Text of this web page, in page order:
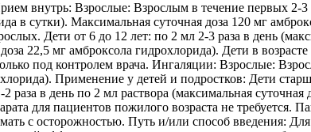
внутрь: Взрослые: Взрослым в течение первых 2-
в сутки). Максимальная суточная доза 120 мг
Дети от 6 до 12 лет: по 2 мл 2-3 раза в день
22,5 мг амброксола гидрохлорида). Дети в
под контролем врача. Ингаляции: Взрослые:
Применение у детей и подростков: Дети
в день по 2 мл раствора (максимальная
для пациентов пожилого возраста не требуется.
с осторожностью. Путь и/или способ введения: